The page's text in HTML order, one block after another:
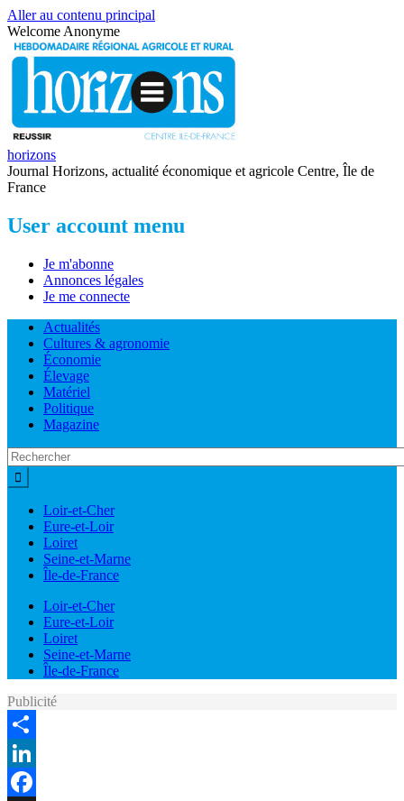
Aller au contenu principal
Welcome Anonyme
horizons
Journal Horizons, actualité économique et agricole Centre, Île de
France
User account menu
Je m'abonne
Annonces légales
Je me connecte
Actualités
Cultures & agronomie
Économie
Élevage
Matériel
Politique
Magazine
Loir-et-Cher
Eure-et-Loir
Loiret
Seine-et-Marne
Île-de-France
Loir-et-Cher
Eure-et-Loir
Loiret
Seine-et-Marne
Île-de-France
Publicité
Share
LinkedIn